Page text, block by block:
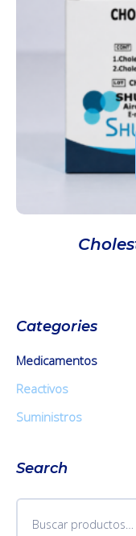
Categories
Medicamentos
Reactivos
Suministros
Search